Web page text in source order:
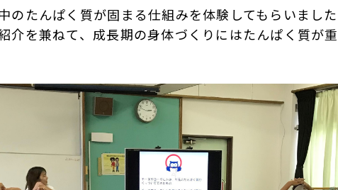
のたんぱく質が固まる仕組みを体験してもらいました
介を兼ねて、成長期の身体づくりにはたんぱく質が